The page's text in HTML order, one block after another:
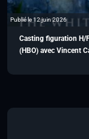
Publié le 12 juin 2026
Casting figuration H/
(HBO) avec Vincent